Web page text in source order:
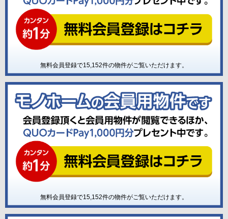
無料会員登録で15,152件の物件がご覧いただけます。
無料会員登録で15,152件の物件がご覧いただけます。